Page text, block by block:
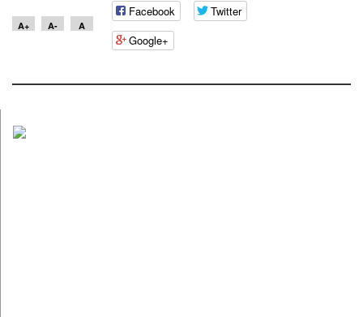
A+ A- A
Facebook
Twitter
Google+